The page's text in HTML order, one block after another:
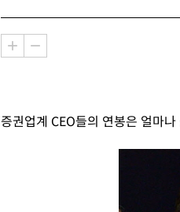
증권업계 CEO들의 연봉은 얼마나